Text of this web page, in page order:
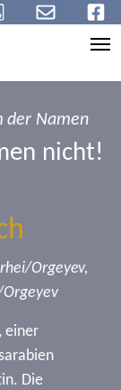
der Namen
nicht!
Orgeyev,
einer
Die